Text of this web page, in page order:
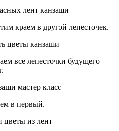
краем в другой лепесточек.
все лепесточки будущего
в первый.